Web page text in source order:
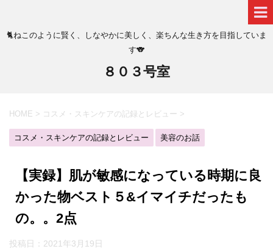
🐈ねこのように賢く、しなやかに美しく、楽ちんな生き方を目指していま
す🐨
８０３号室
HOME > コスメ・スキンケアの記録とレビュー >
コスメ・スキンケアの記録とレビュー 美容のお話
【実録】肌が敏感になっている時期に良
かった物ベスト５&イマイチだったも
の。。2点
投稿日： 2021年3月19日